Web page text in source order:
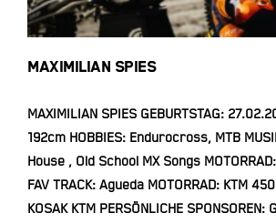
MAXIMILIAN SPIES
MAXIMILIAN SPIES GEBURTSTAG:
192cm HOBBIES: Endurocross, MTB
House , Old School MX Songs
FAV TRACK: Agueda MOTORRAD: KTM
KOSAK KTM PERSÖNLICHE SPONSOREN: